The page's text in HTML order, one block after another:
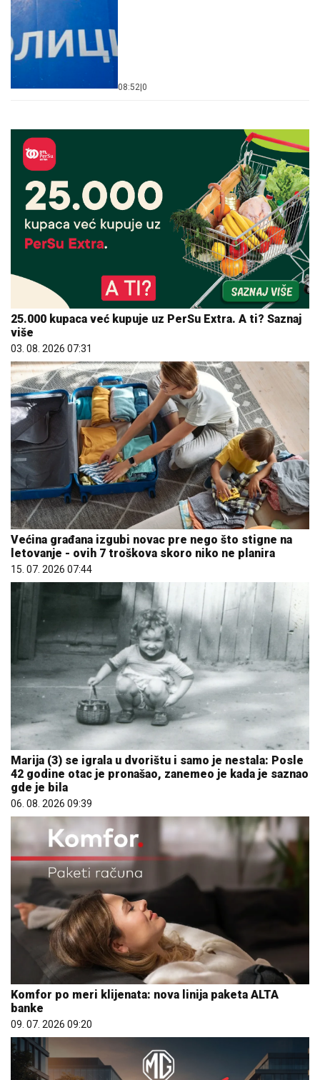
08:52 0
25.000 kupaca već kupuje uz PerSu Extra. A ti? Saznaj
više
03. 08. 2026 07:31
Većina građana izgubi novac pre nego što stigne na
letovanje - ovih 7 troškova skoro niko ne planira
15. 07. 2026 07:44
Marija (3) se igrala u dvorištu i samo je nestala: Posle
42 godine otac je pronašao, zanemeo je kada je saznao
gde je bila
06. 08. 2026 09:39
Komfor po meri klijenata: nova linija paketa ALTA
banke
09. 07. 2026 09:20